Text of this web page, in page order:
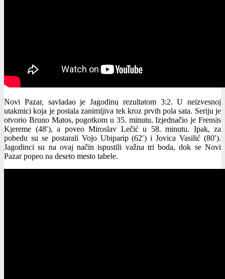
Novi Pazar, savladao je Jagodinu rezultatom 3:2. U neizvesnoj
utakmici koja je postala zanimljiva tek kroz prvih pola sata. Seriju je
otvorio Bruno Matos, pogotkom u 35. minutu. Izjednačio je Frensis
Kjereme (48′), a poveo Miroslav Lečić u 58. minutu. Ipak, za
pobedu su se postarali Vojo Ubiparip (62′) i Jovica Vasilić (80′).
Jagodinci su na ovaj način ispustili važna tri boda, dok se Novi
Pazar popeo na deseto mesto tabele.